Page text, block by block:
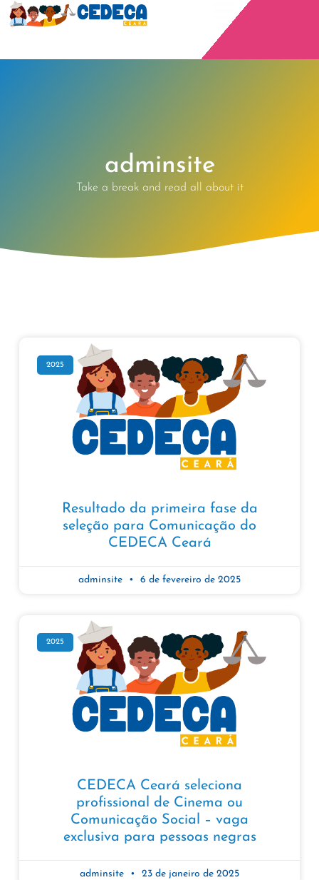
adminsite
Take a break and read all about it
2025
Resultado da primeira fase da
seleção para Comunicação do
CEDECA Ceará
adminsite 6 de fevereiro de 2025
2025
CEDECA Ceará seleciona
profissional de Cinema ou
Comunicação Social – vaga
exclusiva para pessoas negras
adminsite 23 de janeiro de 2025